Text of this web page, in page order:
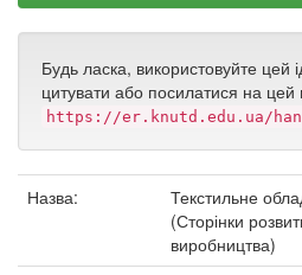
Будь ласка, використовуйте цей
цитувати або посилатися на цей
https://er.knutd.edu.ua/
Назва:
Текстильне
(Сторінки
виробництва)